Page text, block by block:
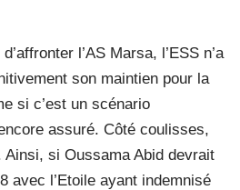
d’affronter l’AS Marsa, l’ESS n’a
son maintien pour la
si c’est un scénario
assuré. Côté coulisses,
Ainsi, si Oussama Abid devrait
avec l’Etoile ayant indemnisé